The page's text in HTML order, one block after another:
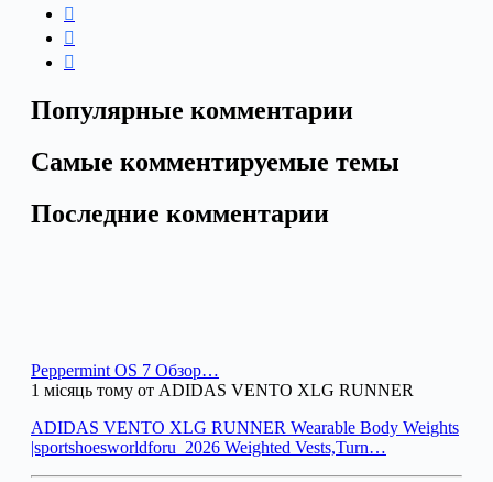
Популярные комментарии
Самые комментируемые темы
Последние комментарии
Peppermint OS 7 Обзор…
1 місяць тому от ADIDAS VENTO XLG RUNNER
ADIDAS VENTO XLG RUNNER Wearable Body Weights
|sportshoesworldforu_2026 Weighted Vests,Turn…